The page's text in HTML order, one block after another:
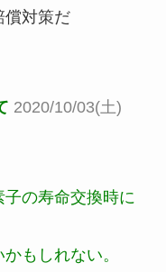
償対策だ
2020/10/03(土)
の寿命交換時に
もしれない。